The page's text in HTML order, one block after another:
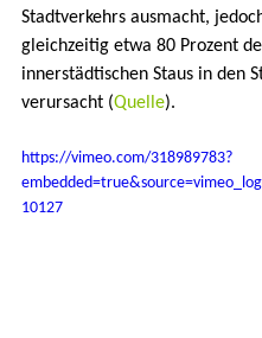
Stadtverkehrs ausmacht,
gleichzeitig etwa 80 Prozent
innerstädtischen Staus in den
verursacht (Quelle).
https://vimeo.com/318989783?
10127